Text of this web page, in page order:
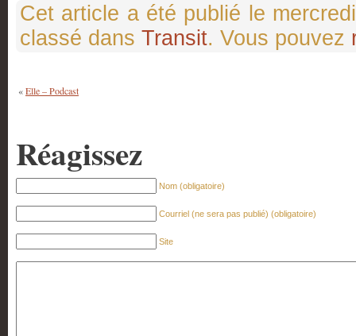
Cet article a été publié le
classé dans Transit. Vous pouvez
«Elle – Podcast
Réagissez
Nom (obligatoire)
Courriel (ne sera pas publié) (obligatoire)
Site